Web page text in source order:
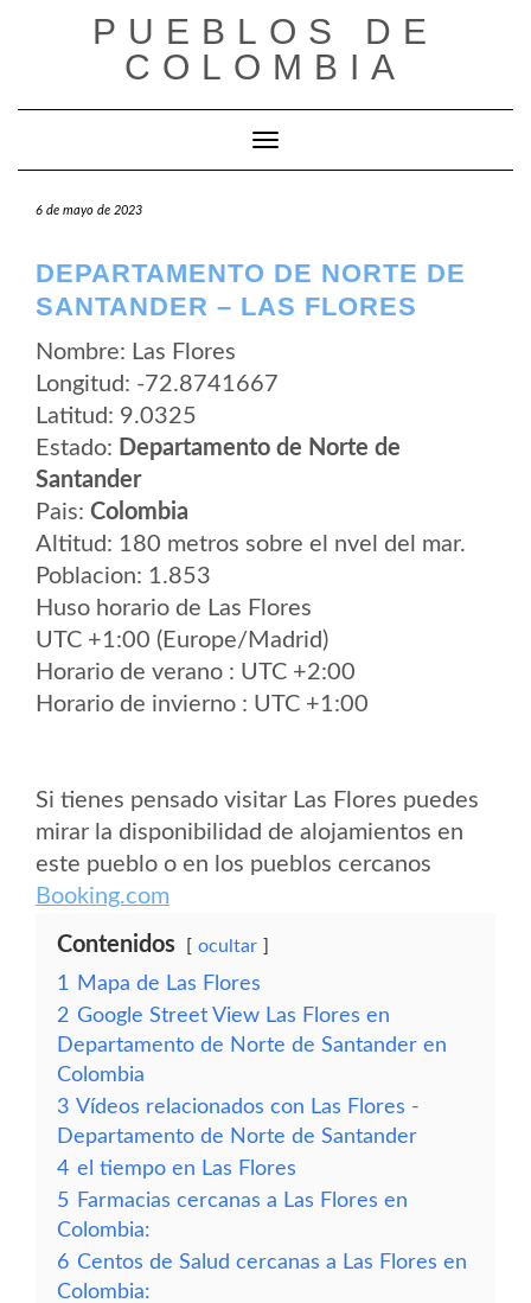
PUEBLOS DE
COLOMBIA
Cambiar modo de navegación
6 de mayo de 2023
DEPARTAMENTO DE NORTE DE
SANTANDER – LAS FLORES
Nombre: Las Flores
Longitud: -72.8741667
Latitud: 9.0325
Estado: Departamento de Norte de
Santander
Pais: Colombia
Altitud: 180 metros sobre el nvel del mar.
Poblacion: 1.853
Huso horario de Las Flores
UTC +1:00 (Europe/Madrid)
Horario de verano : UTC +2:00
Horario de invierno : UTC +1:00
Si tienes pensado visitar Las Flores puedes
mirar la disponibilidad de alojamientos en
este pueblo o en los pueblos cercanos
Booking.com
Contenidos ocultar
1
Mapa de Las Flores
2 Google Street View Las Flores en
Departamento de Norte de Santander en
Colombia
3 Vídeos relacionados con Las Flores -
Departamento de Norte de Santander
4 el tiempo en Las Flores
5 Farmacias cercanas a Las Flores en
Colombia:
6 Centos de Salud cercanas a Las Flores en
Colombia: